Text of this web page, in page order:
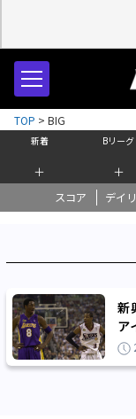
新着
＋
Bリーグ
＋
スコア デイ
TOP > BIG
新
ア
り